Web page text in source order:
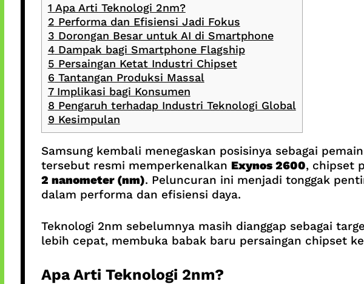
1 Apa Arti Teknologi 2nm?
2 Performa dan Efisiensi Jadi Fokus
3 Dorongan Besar untuk AI di Smartphone
4Dampak bagi Smartphone Flagship
5 Persaingan Ketat Industri Chipset
6 Tantangan Produksi Massal
7Implikasi bagi Konsumen
8 Pengaruh terhadap Industri Teknologi Global
9 Kesimpulan
Samsung kembali menegaskan posisinya sebagai
tersebut resmi memperkenalkan Exynos 2600, chipset
2 nanometer (nm). Peluncuran ini menjadi tonggak
dalam performa dan efisiensi daya.
Teknologi 2nm sebelumnya masih dianggap sebagai
lebih cepat, membuka babak baru persaingan chipset
Apa Arti Teknologi 2nm?